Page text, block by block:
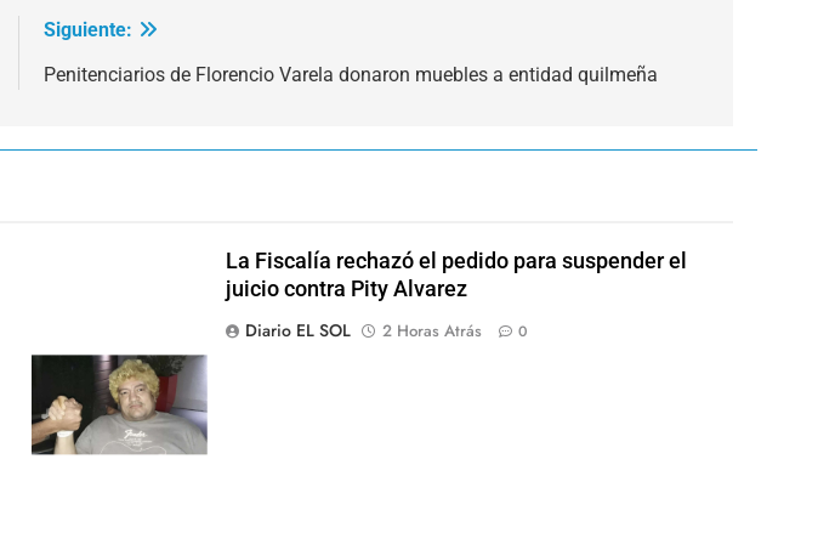
Siguiente:
Penitenciarios de Florencio Varela donaron muebles a entidad quilmeña
La Fiscalía rechazó el pedido para suspender el
juicio contra Pity Alvarez
Diario EL SOL
2 Horas Atrás 0